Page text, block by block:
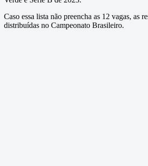
Caso essa lista não preencha as 12 vagas, as
distribuídas no Campeonato Brasileiro.